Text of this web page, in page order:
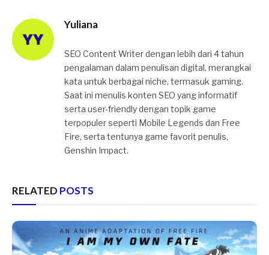
Yuliana
SEO Content Writer dengan lebih dari 4 tahun
pengalaman dalam penulisan digital, merangkai
kata untuk berbagai niche, termasuk gaming.
Saat ini menulis konten SEO yang informatif
serta user-friendly dengan topik game
terpopuler seperti Mobile Legends dan Free
Fire, serta tentunya game favorit penulis,
Genshin Impact.
RELATED POSTS